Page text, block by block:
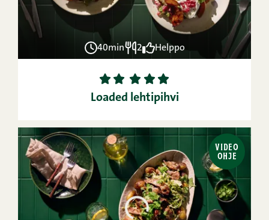
40min 2 Helppo
1 2 3 4
5
Loaded lehtipihvi
VIDEO
OHJE